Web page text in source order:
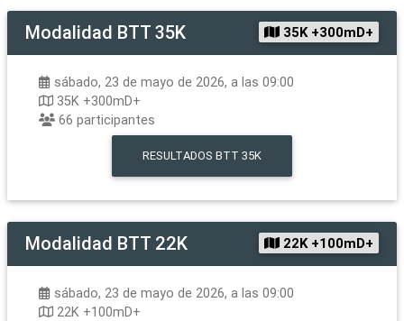
Modalidad BTT 35K 35K +300mD+
sábado, 23 de mayo de 2026, a las 09:00
35K +300mD+
66 participantes
RESULTADOS BTT 35K
Modalidad BTT 22K 22K +100mD+
sábado, 23 de mayo de 2026, a las 09:00
22K +100mD+